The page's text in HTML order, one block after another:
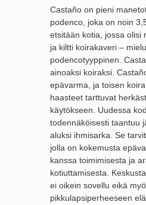
Castaño on pieni
podenco, joka on noin
etsitään kotia, jossa olisi
ja kiltti koirakaveri –
podencotyyppinen.
ainoaksi koiraksi.
epävarma, ja toisen
haasteet tarttuvat
käytökseen. Uudessa
todennäköisesti taantuu
aluksi ihmisarka. Se
jolla on kokemusta
kanssa toimimisesta ja
kotiuttamisesta.
ei oikein sovellu eikä
pikkulapsiperheeseen